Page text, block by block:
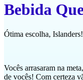
Bebida
Ótima escolha,
Vocês arrasaram na
de vocês! Com certeza